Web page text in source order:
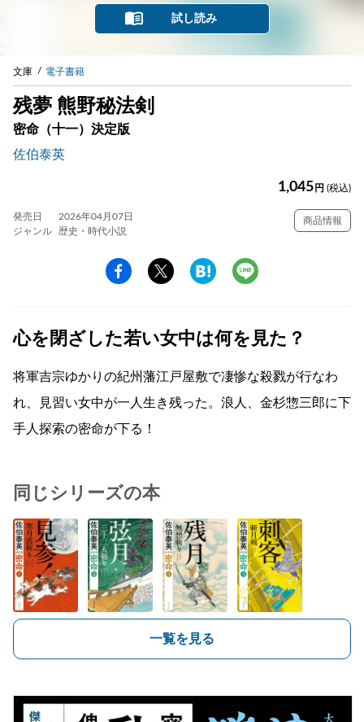
試し読み
文庫 電子書籍
残夢 熊野秘法剣
密命（十一）決定版
佐伯泰英
1,045 円 (税込)
発売日
2026年04月07日
ジャンル
歴史・時代小説
商品情報
心を閉ざした若い女中は何を見た？
将軍吉宗ゆかりの紀州藩江戸屋敷で凄惨な殺戮が行なわ
れ、見習い女中が一人生き残った。浪人、金杉惣三郎に下
手人探索の密命が下る！
同じシリーズの本
一覧を見る